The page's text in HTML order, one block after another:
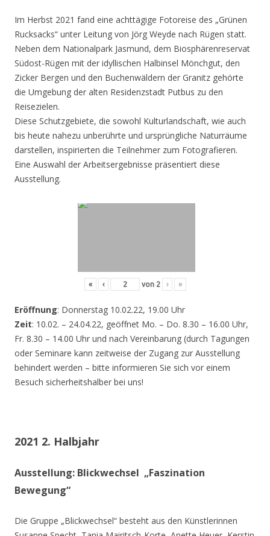
Im Herbst 2021 fand eine achttägige Fotoreise des „Grünen
Rucksacks“ unter Leitung von Jörg Weyde nach Rügen statt.
Neben dem Nationalpark Jasmund, dem Biosphärenreservat
Südost-Rügen mit der idyllischen Halbinsel Mönchgut, den
Zicker Bergen und den Buchenwäldern der Granitz gehörte
die Umgebung der alten Residenzstadt Putbus zu den
Reisezielen.
Diese Schutzgebiete, die sowohl Kulturlandschaft, wie auch
bis heute nahezu unberührte und ursprüngliche Naturräume
darstellen, inspirierten die Teilnehmer zum Fotografieren.
Eine Auswahl der Arbeitsergebnisse präsentiert diese
Ausstellung.
« ‹ von 2 › »
Eröffnung: Donnerstag 10.02.22, 19.00 Uhr
Zeit: 10.02. – 24.04.22, geöffnet Mo. – Do. 8.30 – 16.00 Uhr,
Fr. 8.30 – 14.00 Uhr und nach Vereinbarung (durch Tagungen
oder Seminare kann zeitweise der Zugang zur Ausstellung
behindert werden – bitte informieren Sie sich vor einem
Besuch sicherheitshalber bei uns!
2021 2. Halbjahr
Ausstellung: Blickwechsel „Faszination
Bewegung“
Die Gruppe „Blickwechsel“ besteht aus den Künstlerinnen